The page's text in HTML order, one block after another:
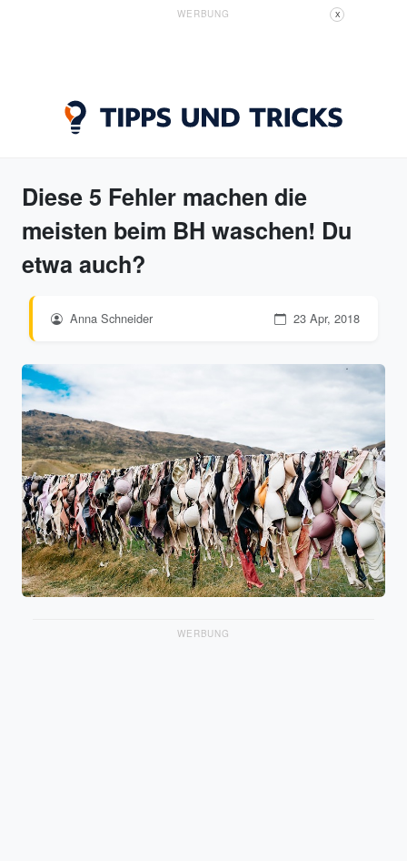
WERBUNG X
Diese 5 Fehler machen die
meisten beim BH waschen! Du
etwa auch?
Anna Schneider 23 Apr, 2018
WERBUNG